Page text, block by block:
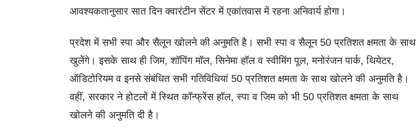
आवश्यकतानुसार सात दिन क्वारंटीन सेंटर में एकांतवास में रहना अनिवार्य होगा।
प्रदेश में सभी स्पा और सैलून खोलने की अनुमति है। सभी स्पा व सैलून 50 प्रतिशत क्षमता के साथ
खुलेंगे। इसके साथ ही जिम, शॉपिंग मॉल, सिनेमा हॉल व स्वीमिंग पूल, मनोरंजन पार्क, थियेटर,
ऑडिटोरियम व इनसे संबंधित सभी गतिविधियां 50 प्रतिशत क्षमता के साथ खोलने की अनुमति है।
वहीं, सरकार ने होटलों में स्थित कॉन्फ्रेंस हॉल, स्पा व जिम को भी 50 प्रतिशत क्षमता के साथ
खोलने की अनुमति दी है।